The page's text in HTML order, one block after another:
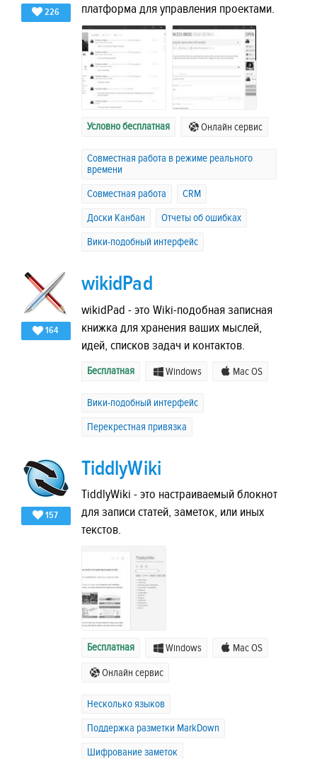
226
платформа для управления проектами.
Условно бесплатная Онлайн сервис
Совместная работа в режиме реального
времени
Совместная работа
CRM
Доски Канбан
Отчеты об ошибках
Вики-подобный интерфейс
164
wikidPad
wikidPad - это Wiki-подобная записная
книжка для хранения ваших мыслей,
идей, списков задач и контактов.
Бесплатная Windows Mac OS
Вики-подобный интерфейс
Перекрестная привязка
157
TiddlyWiki
TiddlyWiki - это настраиваемый блокнот
для записи статей, заметок, или иных
текстов.
Бесплатная Windows Mac OS
Онлайн сервис
Несколько языков
Поддержка разметки MarkDown
Шифрование заметок